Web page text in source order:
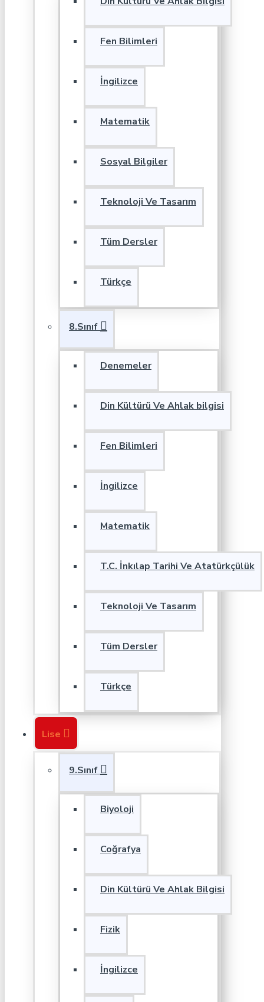
Fen Bilimleri
İngilizce
Matematik
Sosyal Bilgiler
Teknoloji Ve Tasarım
Tüm Dersler
Türkçe
8.Sınıf
Denemeler
Din Kültürü Ve Ahlak bilgisi
Fen Bilimleri
İngilizce
Matematik
T.C. İnkılap Tarihi Ve Atatürkçülük
Teknoloji Ve Tasarım
Tüm Dersler
Türkçe
Lise
9.Sınıf
Biyoloji
Coğrafya
Din Kültürü Ve Ahlak Bilgisi
Fizik
İngilizce